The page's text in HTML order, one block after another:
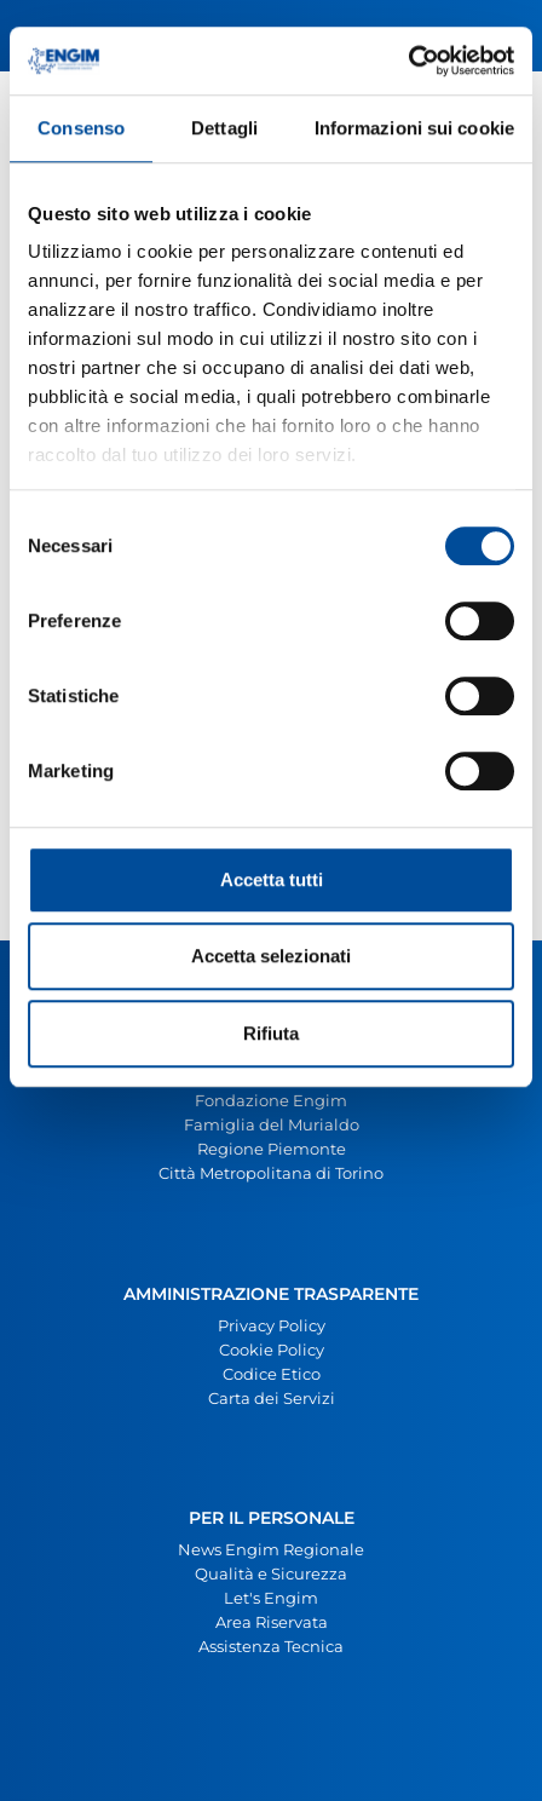
Consenso Dettagli Informazioni sui cookie
Questo sito web utilizza i cookie
Utilizziamo i cookie per personalizzare contenuti ed
annunci, per fornire funzionalità dei social media e per
analizzare il nostro traffico. Condividiamo inoltre
informazioni sul modo in cui utilizzi il nostro sito con i
nostri partner che si occupano di analisi dei dati web,
pubblicità e social media, i quali potrebbero combinarle
con altre informazioni che hai fornito loro o che hanno
raccolto dal tuo utilizzo dei loro servizi.
delNecessari
Preferenze
Statistiche
Marketing
Accetta tutti
Accetta selezionati
Rifiuta
Tirocini all’Estero per Giovani Disoccupati in
Piemonte: Opportunità di Lavoro e Formazione
2025-2028
21 Maggio 2026
Quinta Edizione a settembre 2025
LEGGI L'ARTICOLO
LINK UTILI
Fondazione Engim
Famiglia del Murialdo
Regione Piemonte
Città Metropolitana di Torino
AMMINISTRAZIONE TRASPARENTE
Privacy Policy
Cookie Policy
Codice Etico
Carta dei Servizi
PER IL PERSONALE
News Engim Regionale
Qualità e Sicurezza
Let's Engim
Area Riservata
Assistenza Tecnica